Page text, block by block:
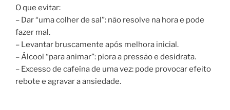
O que evitar:
– Dar “uma colher de sal”: não resolve na hora e pode
fazer mal.
– Levantar bruscamente após melhora inicial.
– Álcool “para animar”: piora a pressão e desidrata.
– Excesso de cafeína de uma vez: pode provocar efeito
rebote e agravar a ansiedade.